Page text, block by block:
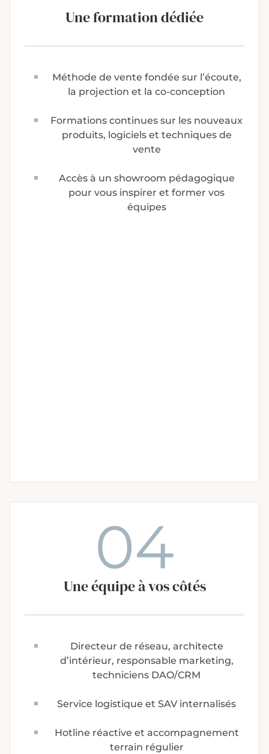
Une formation dédiée
Méthode de vente fondée sur l’écoute,
la projection et la co-conception
Formations continues sur les nouveaux
produits, logiciels et techniques de
vente
Accès à un showroom pédagogique
pour vous inspirer et former vos
équipes
04
Une équipe à vos côtés
Directeur de réseau, architecte
d’intérieur, responsable marketing,
techniciens DAO/CRM
Service logistique et SAV internalisés
Hotline réactive et accompagnement
terrain régulier